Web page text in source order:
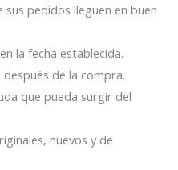
pedidos lleguen en buen
la fecha establecida.
de la compra.
que pueda surgir del
nuevos y de